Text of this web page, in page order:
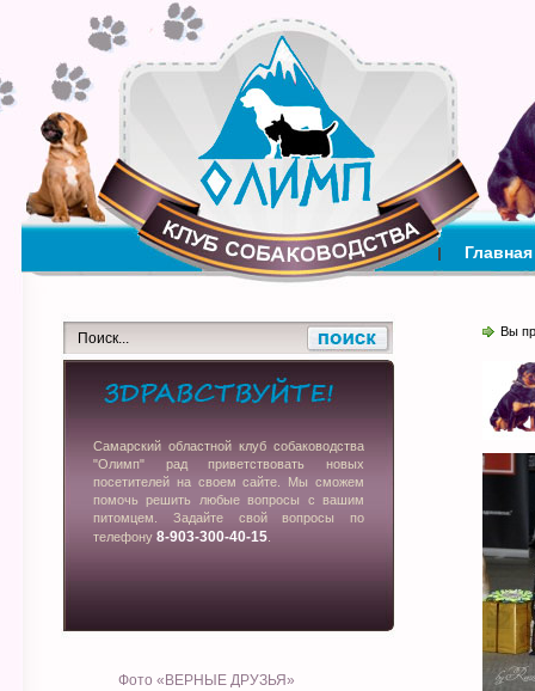
Главная
Самарский областной клуб собаководства
"Олимп" рад приветствовать новых
посетителей на своем сайте. Мы сможем
помочь решить любые вопросы с вашим
питомцем. Задайте свой вопросы по
телефону 8-903-300-40-15
Фото «ВЕРНЫЕ ДРУЗЬЯ»
Вы